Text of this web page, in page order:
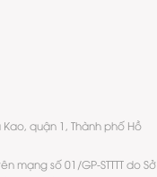
quận 1, Thành phố Hồ
mạng số 01/GP-STTTT do Sở